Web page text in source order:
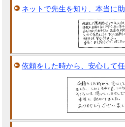
ネットで先生を知り、本当に
依頼をした時から、安心して